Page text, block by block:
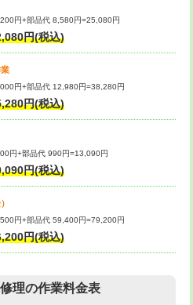
え)
戻し作
まで） 55,000円
/3ｍ超
し作業）
清掃・修
重作業）
33,000円
ッキ
デッキ
16,500円+材料費
円+部品代 8,580円=25,080円
円(税込)
円+部品代 12,980円=38,280円
円(税込)
円+部品代 990円=13,090円
円(税込)
円+部品代 59,400円=79,200円
円(税込)
理の作業料金表